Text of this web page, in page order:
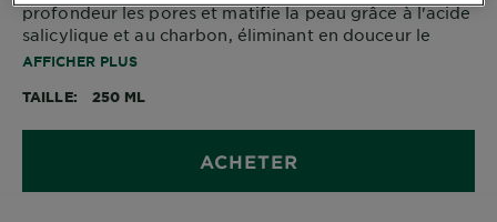
profondeur les pores et matifie la peau grâce à l'acide
salicylique et au charbon, éliminant en douceur le
maquillage et les impuretés pour les peaux à tendance
AFFICHER PLUS
TAILLE 250 ML
ACHETER